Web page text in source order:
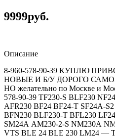
9999руб.
Описание
8-960-578-90-39 КУПЛЮ
НОВЫЕ И Б/У ДОРОГО
НО желательно по Москве и
578-90-39 TF230-S BLF230
АFR230 ВF24 BF24-T SF24A-
ВFN230 ВLF230-Т BFL230
SМ24А АМ230-2-S NМ230А
VТS ВLЕ 24 ВLЕ 230 LМ24 —